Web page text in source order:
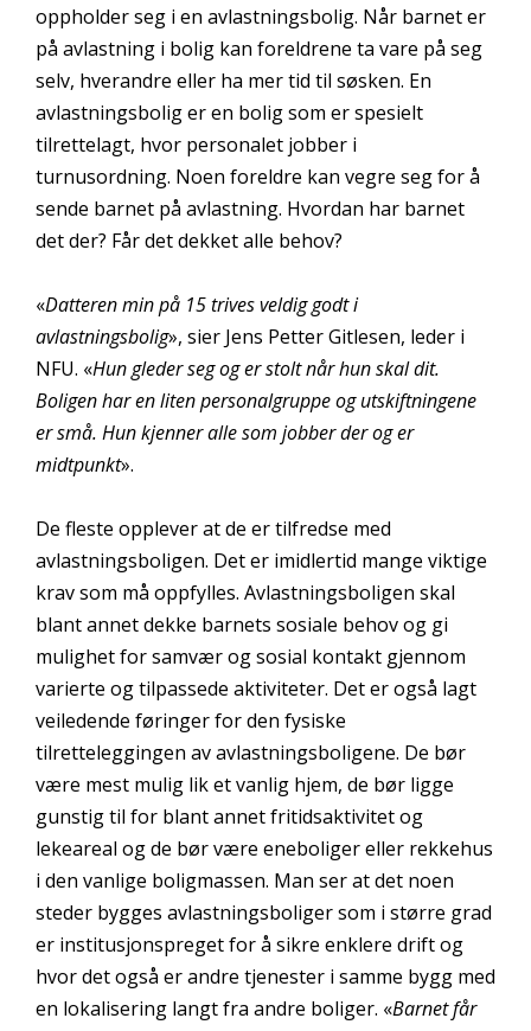
oppholder seg i en avlastningsbolig. Når barnet er
på avlastning i bolig kan foreldrene ta vare på seg
selv, hverandre eller ha mer tid til søsken. En
avlastningsbolig er en bolig som er spesielt
tilrettelagt, hvor personalet jobber i
turnusordning. Noen foreldre kan vegre seg for å
sende barnet på avlastning. Hvordan har barnet
det der? Får det dekket alle behov?
«Datteren min på 15 trives veldig godt i
avlastningsbolig», sier Jens Petter Gitlesen, leder i
NFU. «Hun gleder seg og er stolt når hun skal dit.
Boligen har en liten personalgruppe og utskiftningene
er små. Hun kjenner alle som jobber der og er
midtpunkt».
De fleste opplever at de er tilfredse med
avlastningsboligen. Det er imidlertid mange viktige
krav som må oppfylles. Avlastningsboligen skal
blant annet dekke barnets sosiale behov og gi
mulighet for samvær og sosial kontakt gjennom
varierte og tilpassede aktiviteter. Det er også lagt
veiledende føringer for den fysiske
tilretteleggingen av avlastningsboligene. De bør
være mest mulig lik et vanlig hjem, de bør ligge
gunstig til for blant annet fritidsaktivitet og
lekeareal og de bør være eneboliger eller rekkehus
i den vanlige boligmassen. Man ser at det noen
steder bygges avlastningsboliger som i større grad
er institusjonspreget for å sikre enklere drift og
hvor det også er andre tjenester i samme bygg med
en lokalisering langt fra andre boliger. «Barnet får